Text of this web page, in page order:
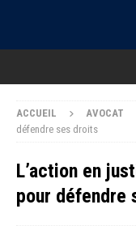
ACCUEIL AVOCAT
défendre ses droits
L’action en
pour défendre